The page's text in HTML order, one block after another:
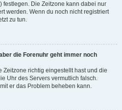
festlegen. Die Zeitzone kann dabei nur
werden. Wenn du noch nicht registriert
zu tun.
die Forenuhr geht immer noch
Zeitzone richtig eingestellt hast und die
Uhr des Servers vermutlich falsch.
er das Problem beheben kann.